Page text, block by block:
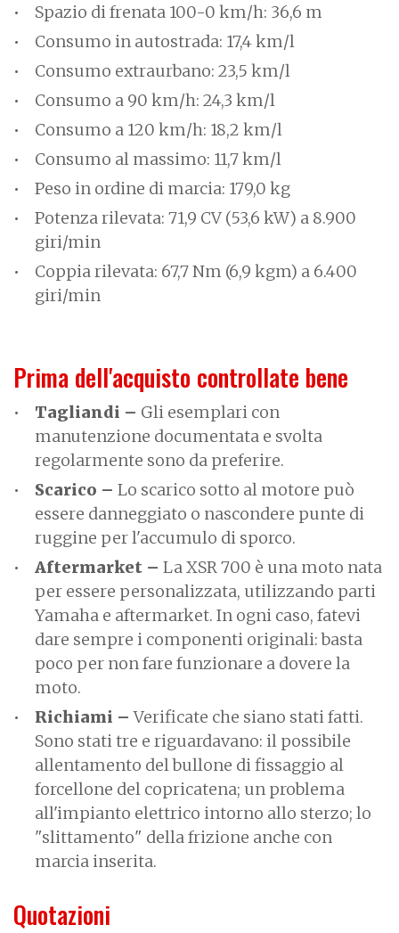
Spazio di frenata 100-0 km/h: 36,6 m
Consumo in autostrada: 17,4 km/l
Consumo extraurbano: 23,5 km/l
Consumo a 90 km/h: 24,3 km/l
Consumo a 120 km/h: 18,2 km/l
Consumo al massimo: 11,7 km/l
Peso in ordine di marcia: 179,0 kg
Potenza rilevata: 71,9 CV (53,6 kW) a 8.900
giri/min
Coppia rilevata: 67,7 Nm (6,9 kgm) a 6.400
giri/min
Prima dell'acquisto controllate bene
Tagliandi – Gli esemplari con
manutenzione documentata e svolta
regolarmente sono da preferire.
Scarico – Lo scarico sotto al motore può
essere danneggiato o nascondere punte di
ruggine per l'accumulo di sporco.
Aftermarket – La XSR 700 è una moto nata
per essere personalizzata, utilizzando parti
Yamaha e aftermarket. In ogni caso, fatevi
dare sempre i componenti originali: basta
poco per non fare funzionare a dovere la
moto.
Richiami –Verificate che siano stati fatti.
Sono stati tre e riguardavano: il possibile
allentamento del bullone di fissaggio al
forcellone del copricatena; un problema
all'impianto elettrico intorno allo sterzo; lo
"slittamento" della frizione anche con
marcia inserita.
Quotazioni